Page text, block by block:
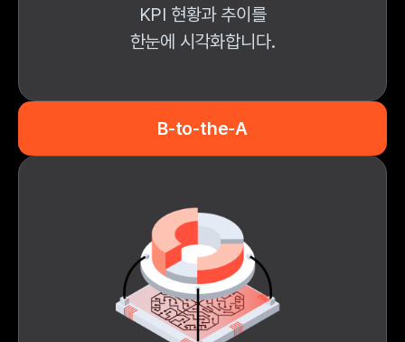
KPI 현황과 추이를
한눈에 시각화합니다.
B-to-the-A